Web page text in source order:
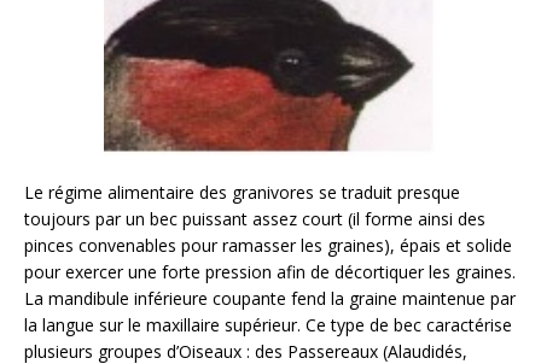
Le régime alimentaire des granivores se traduit presque
toujours par un bec puissant assez court (il forme ainsi des
pinces convenables pour ramasser les graines), épais et solide
pour exercer une forte pression afin de décortiquer les graines.
La mandibule inférieure coupante fend la graine maintenue par
la langue sur le maxillaire supérieur. Ce type de bec caractérise
plusieurs groupes d’Oiseaux : des Passereaux (Alaudidés,